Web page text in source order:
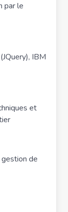
par le
IBM
et
de